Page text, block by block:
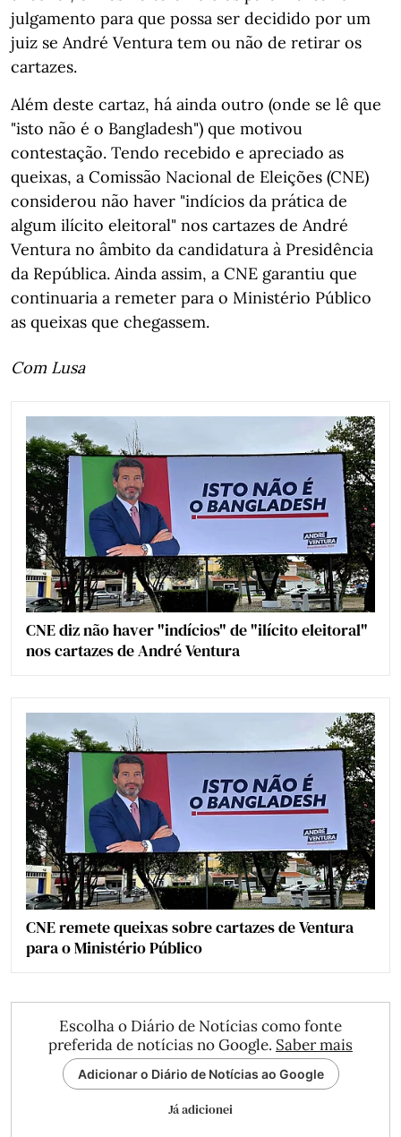
julgamento para que possa ser decidido por um
juiz se André Ventura tem ou não de retirar os
cartazes.
Além deste cartaz, há ainda outro (onde se lê que
"isto não é o Bangladesh") que motivou
contestação. Tendo recebido e apreciado as
queixas, a Comissão Nacional de Eleições (CNE)
considerou não haver "indícios da prática de
algum ilícito eleitoral" nos cartazes de André
Ventura no âmbito da candidatura à Presidência
da República. Ainda assim, a CNE garantiu que
continuaria a remeter para o Ministério Público
as queixas que chegassem.
Com Lusa
CNE diz não haver "indícios" de "ilícito eleitoral"
nos cartazes de André Ventura
CNE remete queixas sobre cartazes de Ventura
para o Ministério Público
Escolha o Diário de Notícias como fonte
preferida de notícias no Google. Saber mais
Adicionar o Diário de Notícias ao Google
Já adicionei